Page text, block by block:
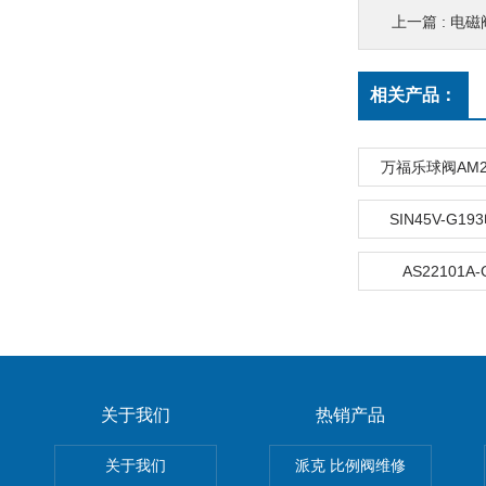
上一篇 : 电磁
相关产品：
万福乐球阀
SIN45V-
AS22101A-
关于我们
关于我们
热销产品
派克 比例阀维修